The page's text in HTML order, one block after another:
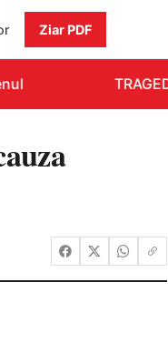
Ziar PDF